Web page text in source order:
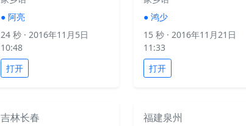
● 阿亮
24 秒 · 2016年11月5日
10:48
打开
● 鸿少
15 秒 · 2016年11月21日
11:33
打开
吉林长春 福建泉州